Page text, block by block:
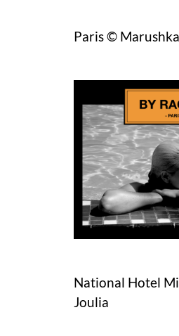
Paris ©
National Hotel
Joulia